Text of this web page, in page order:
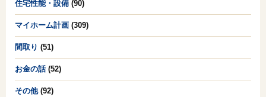
住宅性能・設備 (90)
マイホーム計画 (309)
間取り (51)
お金の話(52)
その他(92)